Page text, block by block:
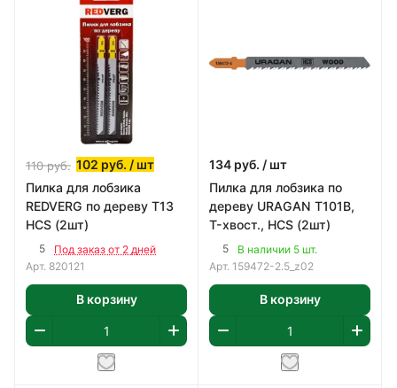
110руб. 102 руб. / шт
Пилка для лобзика
REDVERG по дереву T13
HCS (2шт)
5
Под заказ от 2 дней
Арт. 820121
В корзину
134 руб. / шт
Пилка для лобзика по
дереву URAGAN T101B,
T-хвост., HCS (2шт)
5
В наличии 5 шт.
Арт. 159472-2.5_z02
В корзину